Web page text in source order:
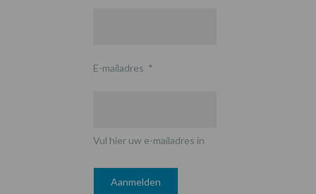
E-mailadres *
Vul hier uw e-mailadres in